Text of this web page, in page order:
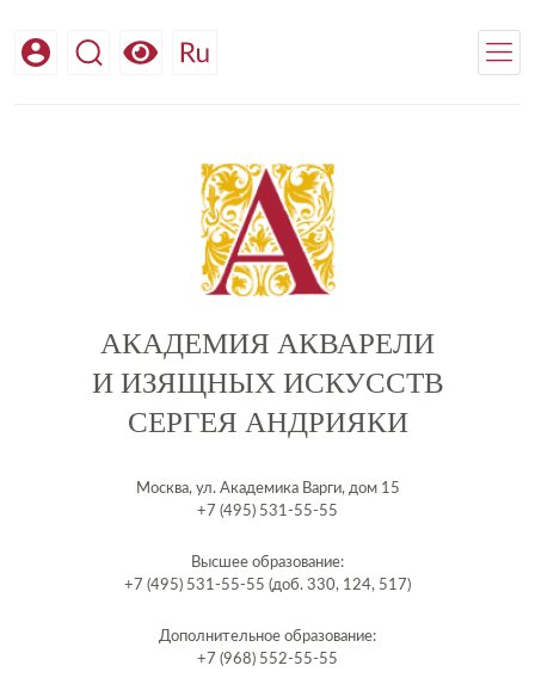
АКАДЕМИЯ АКВАРЕЛИ
И ИЗЯЩНЫХ ИСКУССТВ
СЕРГЕЯ АНДРИЯКИ
Москва, ул. Академика Варги, дом 15
+7 (495) 531-55-55
Высшее образование:
+7 (495) 531-55-55 (доб. 330, 124, 517)
Дополнительное образование:
+7 (968) 552-55-55